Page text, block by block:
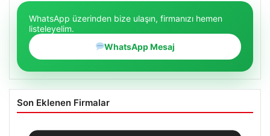
WhatsApp üzerinden bize ulaşın, firmanızı hemen
listeleyelim.
WhatsApp Mesaj
Son Eklenen Firmalar